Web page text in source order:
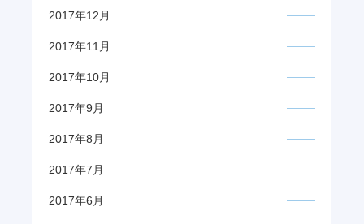
2017年12月
2017年11月
2017年10月
2017年9月
2017年8月
2017年7月
2017年6月